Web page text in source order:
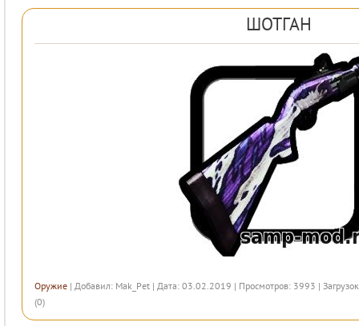
ШОТГАН
Оружие | Добавил: Mak_Pet | Дата: 03.02.2019 | Просмотров: 3993 |
(0)